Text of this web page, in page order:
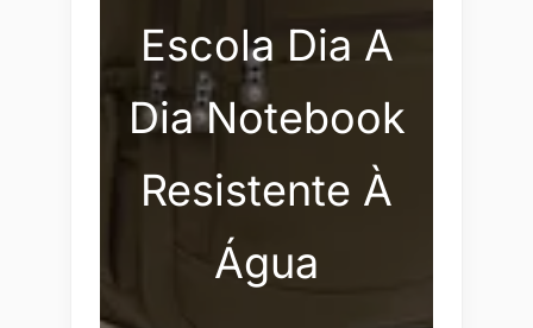
Escola Dia A
Dia Notebook
Resistente À
Água